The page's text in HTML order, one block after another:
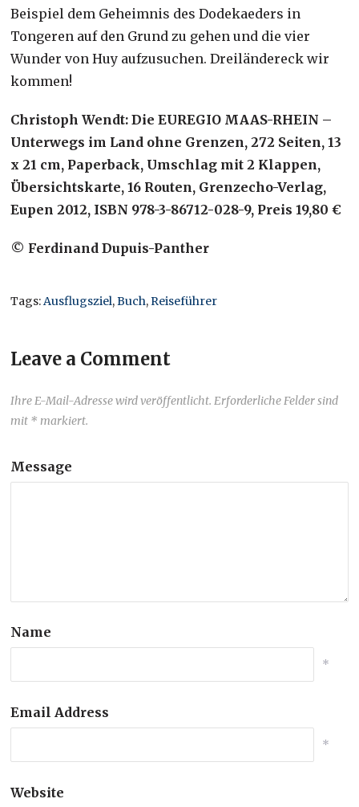
Beispiel dem Geheimnis des Dodekaeders in
Tongeren auf den Grund zu gehen und die vier
Wunder von Huy aufzusuchen. Dreiländereck wir
kommen!
Christoph Wendt: Die EUREGIO MAAS-RHEIN –
Unterwegs im Land ohne Grenzen, 272 Seiten, 13
x 21 cm, Paperback, Umschlag mit 2 Klappen,
Übersichtskarte, 16 Routen, Grenzecho-Verlag,
Eupen 2012, ISBN 978-3-86712-028-9, Preis 19,80 €
© Ferdinand Dupuis-Panther
Tags:Ausflugsziel,Buch,Reiseführer
Leave a Comment
Ihre E-Mail-Adresse wird veröffentlicht. Erforderliche Felder sind
mit * markiert.
Message
Name
*
Email Address
*
Website